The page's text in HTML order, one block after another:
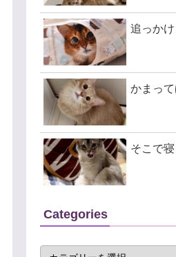
追っか
かまっ
そこで
Categories